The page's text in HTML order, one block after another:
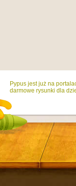
Pypus jest już na
darmowe rysunki dla